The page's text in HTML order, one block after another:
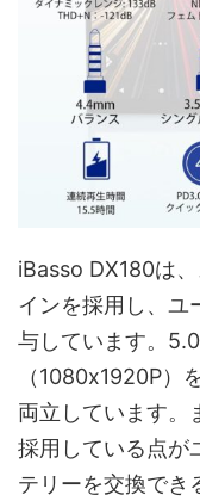
iBasso DX180は
インを採用し、ユ
与しています。
（1080x1920P）
両立しています。
採用している点が
テリーを交換でき